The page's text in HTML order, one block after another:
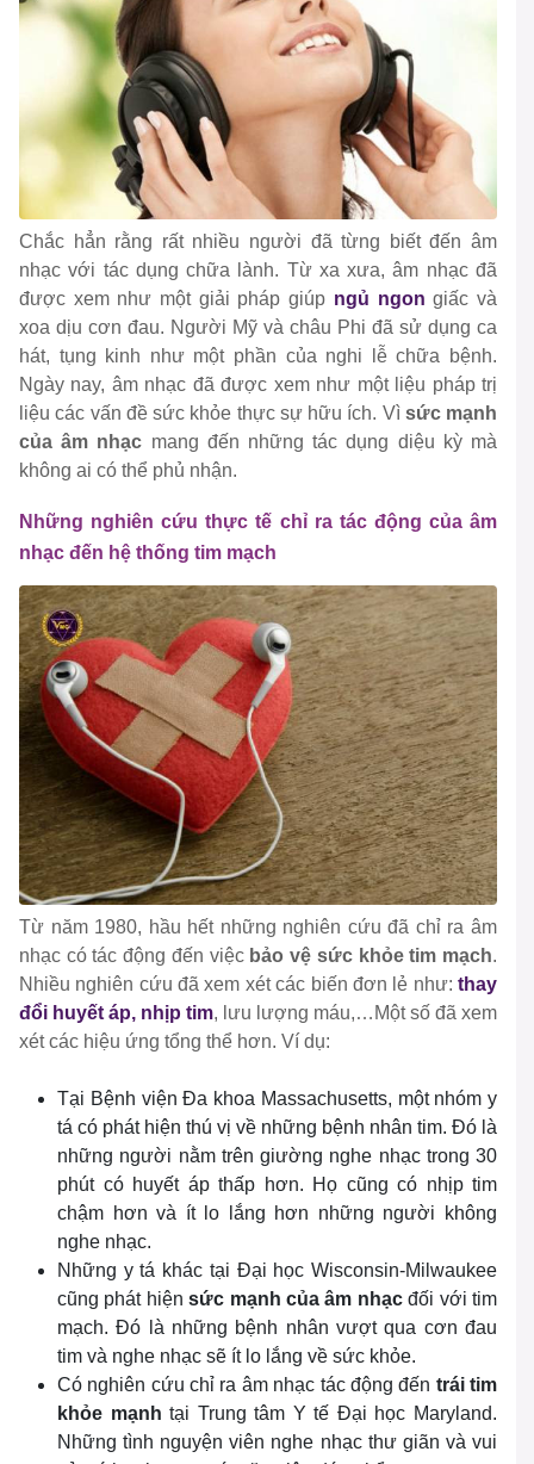
Chắc hẳn rằng rất nhiều người đã từng biết đến âm
nhạc với tác dụng chữa lành. Từ xa xưa, âm nhạc đã
được xem như một giải pháp giúp ngủ ngon giấc và
xoa dịu cơn đau. Người Mỹ và châu Phi đã sử dụng ca
hát, tụng kinh như một phần của nghi lễ chữa bệnh.
Ngày nay, âm nhạc đã được xem như một liệu pháp trị
liệu các vấn đề sức khỏe thực sự hữu ích. Vì sức mạnh
của âm nhạc mang đến những tác dụng diệu kỳ mà
không ai có thể phủ nhận.
Những nghiên cứu thực tế chỉ ra tác động của âm
nhạc đến hệ thống tim mạch
Từ năm 1980, hầu hết những nghiên cứu đã chỉ ra âm
nhạc có tác động đến việc bảo vệ sức khỏe tim mạch.
Nhiều nghiên cứu đã xem xét các biến đơn lẻ như: thay
đổi huyết áp, nhịp tim, lưu lượng máu,…Một số đã xem
xét các hiệu ứng tổng thể hơn. Ví dụ:
Tại Bệnh viện Đa khoa Massachusetts, một nhóm y
tá có phát hiện thú vị về những bệnh nhân tim. Đó là
những người nằm trên giường nghe nhạc trong 30
phút có huyết áp thấp hơn. Họ cũng có nhịp tim
chậm hơn và ít lo lắng hơn những người không
nghe nhạc.
Những y tá khác tại Đại học Wisconsin-Milwaukee
cũng phát hiệnsức mạnh của âm nhạcđối với tim
mạch. Đó là những bệnh nhân vượt qua cơn đau
tim và nghe nhạc sẽ ít lo lắng về sức khỏe.
Có nghiên cứu chỉ ra âm nhạc tác động đến trái tim
khỏe mạnh tại Trung tâm Y tế Đại học Maryland.
Những tình nguyện viên nghe nhạc thư giãn và vui